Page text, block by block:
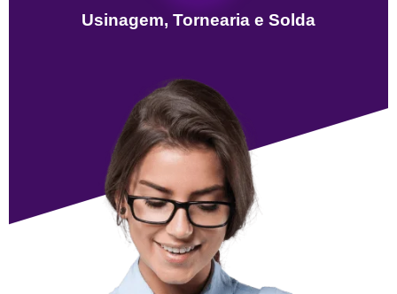
Usinagem, Tornearia e Solda